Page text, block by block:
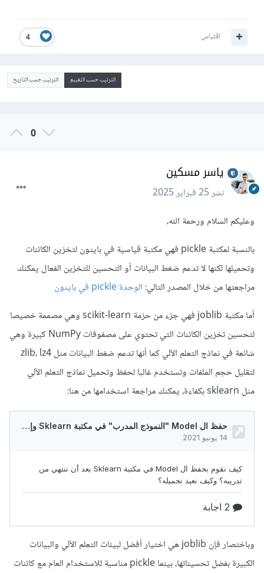
4 اقتباس
الترتيب حسب التقييم الترتيب حسب التاريخ
0
ياسر مسكين
نشر25 فبراير 2025
وعليكم السلام ورحمة الله،
بالنسبة لمكتبة pickle فهي مكتبة قياسية في بايثون لتخزين الكائنات
وتحميلها لكنها لا تدعم ضغط البيانات أو التحسين للتخزين الفعال يمكنك
مراجعتها من خلال المصدر التالي: الوحدة pickle في بايثون
أما مكتبة joblib فهي جزء من حزمة scikit-learn وهي مصممة خصيصا
لتحسين تخزين الكائنات التي تحتوي على مصفوفات NumPy كبيرة وهي
شائعة في نماذج التعلم الآلي كما أنها تدعم ضغط البيانات مثل zlib، lz4
لتقليل حجم الملفات وتستخدم غالبا لحفظ وتحميل نماذج التعلم الآلي
مثل sklearn بكفاءة، يمكنك مراجعة استخدامها من هنا:
وباختصار فإن joblib هي اختيار أفضل لبيئات التعلم الآلي والبيانات
الكبيرة بفضل تحسيناتها، بينما pickle مناسبة للاستخدام العام مع كائنات